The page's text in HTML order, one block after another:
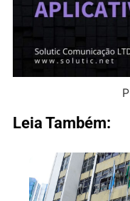
Leia Também: